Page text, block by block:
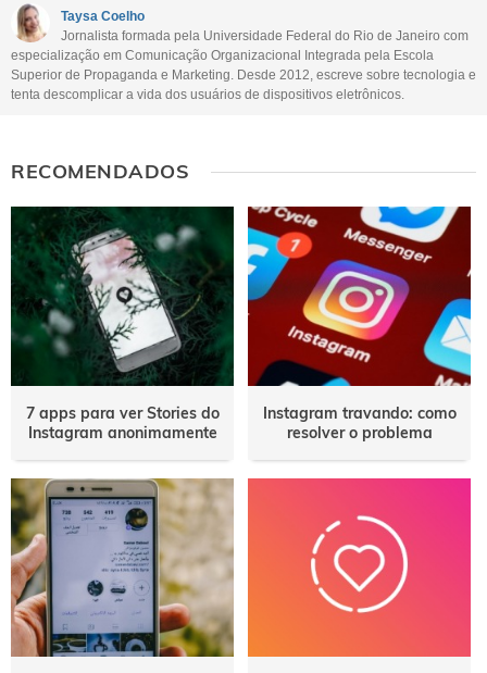
Este conteúdo não tem a informação que procuro
Outro
Taysa Coelho
Jornalista formada pela Universidade Federal do Rio de Janeiro com
especialização em Comunicação Organizacional Integrada pela Escola
Superior de Propaganda e Marketing. Desde 2012, escreve sobre tecnologia e
tenta descomplicar a vida dos usuários de dispositivos eletrônicos.
RECOMENDADOS
7 apps para ver Stories do
Instagram anonimamente
Instagram travando: como
resolver o problema